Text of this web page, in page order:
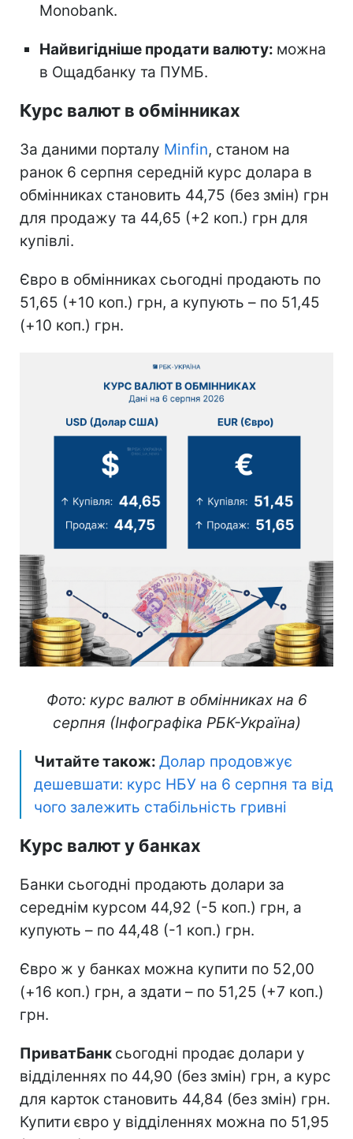
Monobank.
Найвигідніше продати валюту: можна
в Ощадбанку та ПУМБ.
Курс валют в обмінниках
За даними порталу Minfin, станом на
ранок 6 серпня середній курс долара в
обмінниках становить 44,75 (без змін) грн
для продажу та 44,65 (+2 коп.) грн для
купівлі.
Євро в обмінниках сьогодні продають по
51,65 (+10 коп.) грн, а купують – по 51,45
(+10 коп.) грн.
Фото: курс валют в обмінниках на 6
серпня (Інфографіка РБК-Україна)
Читайте також: Долар продовжує
дешевшати: курс НБУ на 6 серпня та від
чого залежить стабільність гривні
Курс валют у банках
Банки сьогодні продають долари за
середнім курсом 44,92 (-5 коп.) грн, а
купують – по 44,48 (-1 коп.) грн.
Євро ж у банках можна купити по 52,00
(+16 коп.) грн, а здати – по 51,25 (+7 коп.)
грн.
ПриватБанк сьогодні продає долари у
відділеннях по 44,90 (без змін) грн, а курс
для карток становить 44,84 (без змін) грн.
Купити євро у відділеннях можна по 51,95